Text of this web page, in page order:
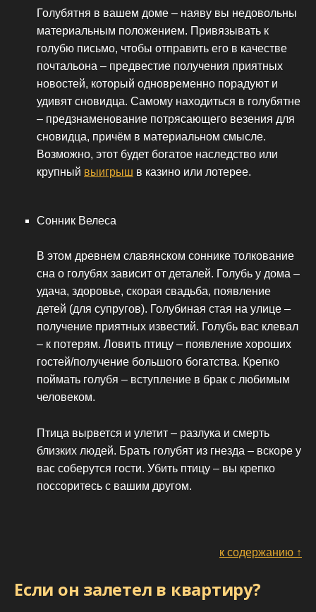
Голубятня в вашем доме – наяву вы недовольны
материальным положением. Привязывать к
голубю письмо, чтобы отправить его в качестве
почтальона – предвестие получения приятных
новостей, который одновременно порадуют и
удивят сновидца. Самому находиться в голубятне
– предзнаменование потрясающего везения для
сновидца, причём в материальном смысле.
Возможно, этот будет богатое наследство или
крупный выигрыш в казино или лотерее.
Сонник Велеса
В этом древнем славянском соннике толкование
сна о голубях зависит от деталей. Голубь у дома –
удача, здоровье, скорая свадьба, появление
детей (для супругов). Голубиная стая на улице –
получение приятных известий. Голубь вас клевал
– к потерям. Ловить птицу – появление хороших
гостей/получение большого богатства. Крепко
поймать голубя – вступление в брак с любимым
человеком.
Птица вырвется и улетит – разлука и смерть
близких людей. Брать голубят из гнезда – вскоре у
вас соберутся гости. Убить птицу – вы крепко
поссоритесь с вашим другом.
к содержанию ↑
Если он залетел в квартиру?